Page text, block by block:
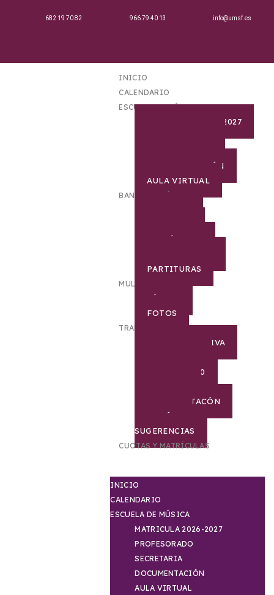
682 19 70 82 966 79 40 13 info@umsf.es
INICIO
CALENDARIO
ESCUELA DE MÚSICA
MATRICULA 2026-2027
DOCUMENTACIÓN
AULA VIRTUAL
BANDA DE MÚSICA
CURRÍCULUM
PARTITURAS
MULTIMEDIA
VÍDEOS
FOTOS
TRANSPARENCIA
JUNTA DIRECTIVA
AGENDA 2030
DOCUMENTACÓN
BUZÓN DE
SUGERENCIAS
CUOTAS Y MATRÍCULAS
INICIO
CALENDARIO
ESCUELA DE MÚSICA
MATRICULA 2026-2027
PROFESORADO
SECRETARIA
DOCUMENTACIÓN
AULA VIRTUAL